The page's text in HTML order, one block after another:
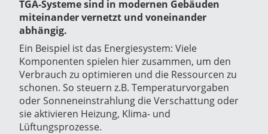
TGA-Systeme sind in modernen Gebäuden
miteinander vernetzt und voneinander
abhängig.
Ein Beispiel ist das Energiesystem: Viele
Komponenten spielen hier zusammen, um den
Verbrauch zu optimieren und die Ressourcen zu
schonen. So steuern z.B. Temperaturvorgaben
oder Sonneneinstrahlung die Verschattung oder
sie aktivieren Heizung, Klima- und
Lüftungsprozesse.